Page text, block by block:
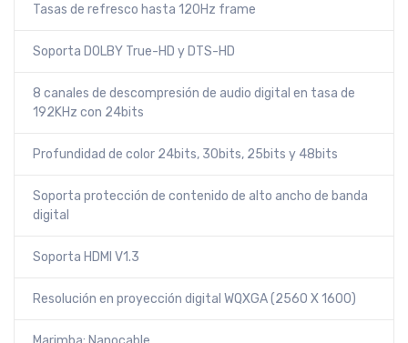
Tasas de refresco hasta 120Hz frame
Soporta DOLBY True-HD y DTS-HD
8 canales de descompresión de audio digital en tasa de
192KHz con 24bits
Profundidad de color 24bits, 30bits, 25bits y 48bits
Soporta protección de contenido de alto ancho de banda
digital
Soporta HDMI V1.3
Resolución en proyección digital WQXGA (2560 X 1600)